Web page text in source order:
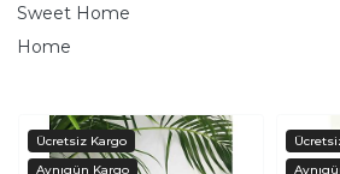
Sweet Home
Home